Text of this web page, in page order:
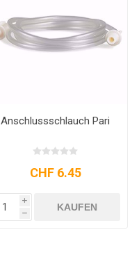
Anschlussschlauch Pari
CHF 6.45
i
h
KAUFEN